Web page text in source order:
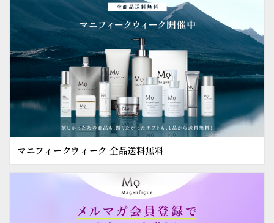
マニフィークウィーク 全品送料無料